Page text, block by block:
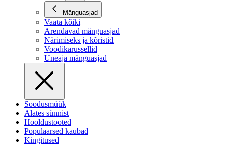
Mänguasjad
Vaata kõiki
Arendavad mänguasjad
Närimiseks ja kõristid
Voodikarussellid
Uneaja mänguasjad
Soodusmüük
Alates sünnist
Hooldustooted
Populaarsed kaubad
Kingitused